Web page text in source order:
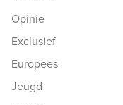
Opinie
Exclusief
Europees
Jeugd